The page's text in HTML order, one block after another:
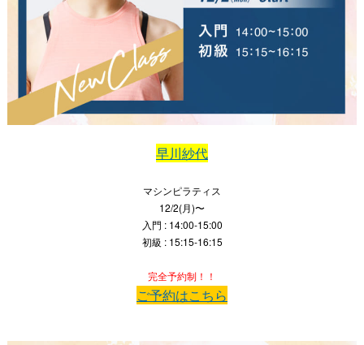
早川紗代
マシンピラティス
12/2(月)〜
入門 : 14:00-15:00
初級 : 15:15-16:15
完全予約制！！
ご予約はこちら